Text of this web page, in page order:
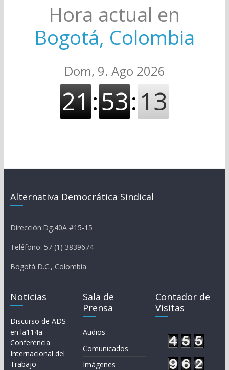
Hora actual en
Bogotá, Colombia
Alternativa Democrática Sindical
Dirección:Dg.40A #15-15
Teléfono: 57 (1) 3839674
Bogotá D.C., Colombia
Noticias
Discurso de ADS
en la114a
Conferencia
Internacional del
Trabajo
Sala de
Prensa
Audios
Comunicados
Imágenes
Contador de
Visitas